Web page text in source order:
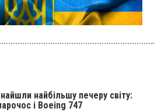
найбільшу печеру світу:
і Boeing 747